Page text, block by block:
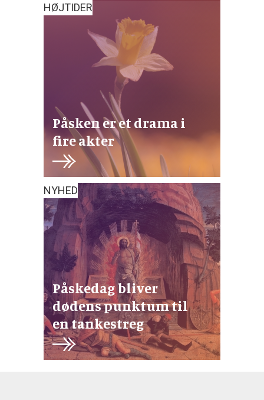
HØJTIDER
Påsken er et drama i
fire akter
NYHED
Påskedag bliver
dødens punktum til
en tankestreg